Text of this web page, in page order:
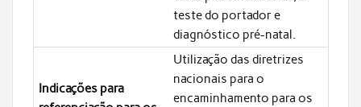
teste do portador e
diagnóstico pré-natal.
Indicações para
Utilização das diretrizes
nacionais para o
encaminhamento para os